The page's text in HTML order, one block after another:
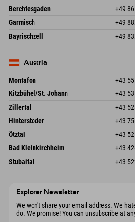
Germany
An der Riese 45
87484 Nesselwang im Allgäu
Germany
Berchtesgaden +49
Hofreitstr. 7
Germany
Garmisch +49
Frickenstraße 22
82490 Farchant
Bayrischzell +49
Germany
Austria
Montafon +43
Dorfstr. 127b
6793 Gaschurn/Montafon
Austria
Kitzbühel/St. Johann +43
Speckbacherstraße 87
6380 St. Johann in Tirol
Austria
Zillertal +43
Schmiedau 2
Austria
Hinterstoder +43
Freizeitpark 10
4573 Hinterstoder
Austria
Ötztal +43
Gscheat 14
Austria
Bad Kleinkirchheim +43
Dorfstraße 24
9546 Bad Kleinkirchheim
Stubaital +43
Explorer Newsletter
We won't share your email address. We
do. We promise! You can unsubscribe at